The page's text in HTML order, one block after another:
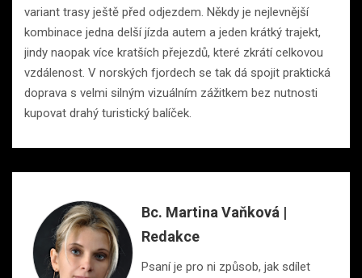
variant trasy ještě před odjezdem. Někdy je nejlevnější
kombinace jedna delší jízda autem a jeden krátký trajekt,
jindy naopak více kratších přejezdů, které zkrátí celkovou
vzdálenost. V norských fjordech se tak dá spojit praktická
doprava s velmi silným vizuálním zážitkem bez nutnosti
kupovat drahý turistický balíček.
Bc. Martina Vaňková |
Redakce
Psaní je pro ni způsob, jak sdílet